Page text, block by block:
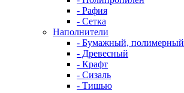
- Рафия
- Сетка
Наполнители
- Бумажный, полимерный
- Древесный
- Крафт
- Сизаль
- Тишью